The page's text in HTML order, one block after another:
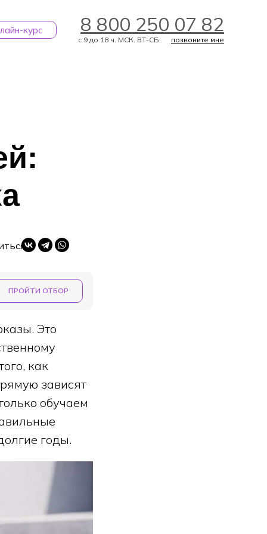
курс 8 800 250 07 82
позвоните мне
с 9 до 18 ч. МСК. ВТ-СБ
ПРОЙТИ ОТБОР
Это
как
зависят
обучаем
годы.